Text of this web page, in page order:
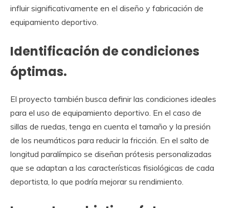
influir significativamente en el diseño y fabricación de
equipamiento deportivo.
Identificación de condiciones
óptimas.
El proyecto también busca definir las condiciones ideales
para el uso de equipamiento deportivo. En el caso de
sillas de ruedas, tenga en cuenta el tamaño y la presión
de los neumáticos para reducir la fricción. En el salto de
longitud paralímpico se diseñan prótesis personalizadas
que se adaptan a las características fisiológicas de cada
deportista, lo que podría mejorar su rendimiento.